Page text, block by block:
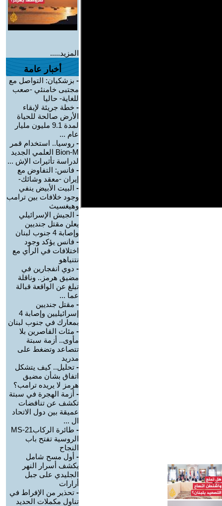
المزيد.....
أخبار عامة
- بزشكيان: التواصل مع
مجتبى خامنئي -صعب
للغاية- حاليا
- خطة جريئة لإبقاء
الأرض صالحة للحياة
لمدة 9.1 مليون مليار
عام ...
- روسيا.. استخدام قمر
Bion-M العلمي الجديد
لدراسة تأثيرات الإش ...
- فانس: التفاوض مع
إيران -معقد وشائك-
- البيت الأبيض ينفي
وجود خلافات بين ترامب
وهيغسيث
- الجيش الإسرائيلي
يعلن مقتل جنديين
وإصابة 4 جنوب لبنان
- فانس يؤكد وجود
اختلافات في الرأي مع
نتنياهو
- دوي انفجارين في
مضيق هرمز.. وناقلة
تبلغ عن الواقعة قبالة
عما ...
- مقتل جنديين
إسرائيليين وإصابة 4
بمعارك في جنوب لبنان
- مئات القاصرين بلا
مأوى.. أزمة سبتة
تتصاعد وتضغط على
مدريد
- تحليل.. كيف يتشكل
اتفاق بشأن مضيق
هرمز لا يريده ترامب؟
- أزمة الهجرة في سبتة
تكشف عن تناقضات
عميقة بين دول الاتحاد
ال ...
-
طائرة الركابMS-21
الروسية تفتح باب
النجاح
- أول مسح شامل
يكشف أسرار النهر
الجليدي على جبل
أرارات
- تحذير من الإفراط في
تناول مكملات الحديد